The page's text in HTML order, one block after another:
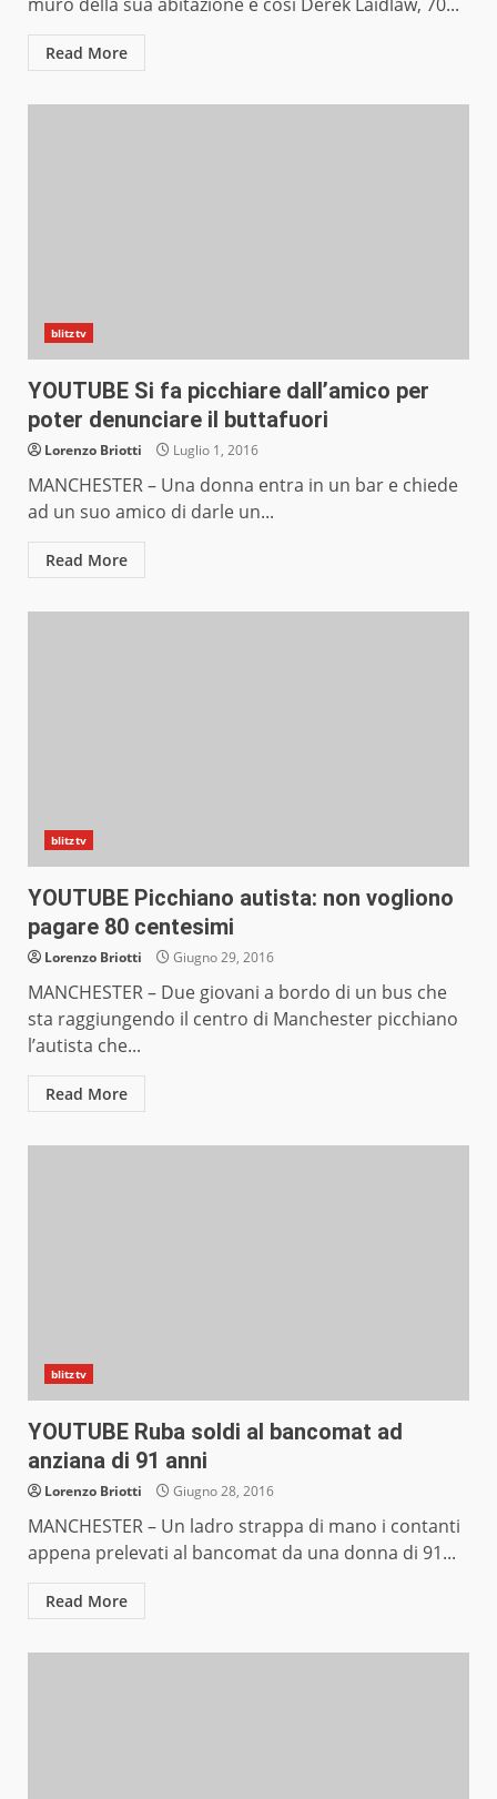
Read More
blitztv
YOUTUBE Si fa picchiare dall’amico per
poter denunciare il buttafuori
Lorenzo Briotti Luglio 1, 2016
MANCHESTER – Una donna entra in un bar e chiede
ad un suo amico di darle un...
Read More
blitztv
YOUTUBE Picchiano autista: non vogliono
pagare 80 centesimi
Lorenzo Briotti Giugno 29, 2016
MANCHESTER – Due giovani a bordo di un bus che
sta raggiungendo il centro di Manchester picchiano
l’autista che...
Read More
blitztv
YOUTUBE Ruba soldi al bancomat ad
anziana di 91 anni
Lorenzo Briotti Giugno 28, 2016
MANCHESTER – Un ladro strappa di mano i contanti
appena prelevati al bancomat da una donna di 91...
Read More